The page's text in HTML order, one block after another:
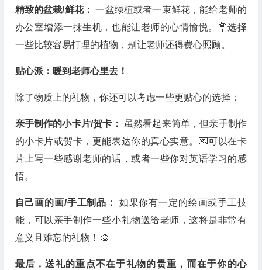
精致的盆栽/鲜花：一盆绿植或者一束鲜花，能给老师的
办公室增添一抹生机，也能让老师的心情愉悦。💐选择
一些比较容易打理的植物，别让老师还得费心照顾。
贴心派：暖到老师心里去！
除了物质上的礼物，你还可以考虑一些更贴心的选择：
亲手制作的小卡片/贺卡：
虽然看起来简单，但亲手制作
的小卡片或贺卡，更能表达你的真心实意。💌可以在卡
片上写一些感谢老师的话，或者一些你对英语学习的感
悟。
自己画的画/手工制品： 如果你有一定的绘画或手工技
能，可以亲手制作一些小礼物送给老师，这将是非常有
意义且难忘的礼物！🎨
最后，送礼的重点不在于礼物的贵重，而在于你的心